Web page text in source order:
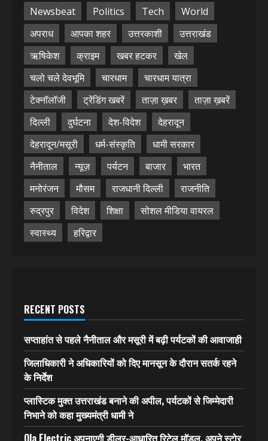
Newsbeat
Politics Tech
World
अपराध
आपका शहर उत्तरकाशी
उत्तराखंड
ऋषिकेश
क्राइम खबर हटकर
खेल
चलो चले देवभूमि
चारधाम
चारधाम यात्रा
टेक्नॉलॉजी
ट्रेंडिंग खबरें ताज़ा ख़बर
ताज़ा ख़बरें
दिल्ली
दुर्घटना देश-विदेश
देहरादून
देहरादून/मसूरी
धर्म-संस्कृति
धामी सरकार
नैनीताल
न्यूज़ पर्यटन बाजार
भारत
मनोरंजन
मौसम राजधानी दिल्ली
राजनीति
रुद्रपुर
विदेश शिक्षा
सोशल मीडिया वायरल
स्वास्थ्य
हरिद्वार
RECENT POSTS
सप्ताहांत से पहले नैनीताल और मसूरी में बढ़ी पर्यटकों की आवाजाही
जिलाधिकारी ने अधिकारियों को दिए मानसून के दौरान सतर्क रहने
के निर्देश
प्लास्टिक मुक्त उत्तराखंड बनाने की अपील, पर्यटकों से जिम्मेदारी
निभाने को कहा मुख्यमंत्री धामी ने